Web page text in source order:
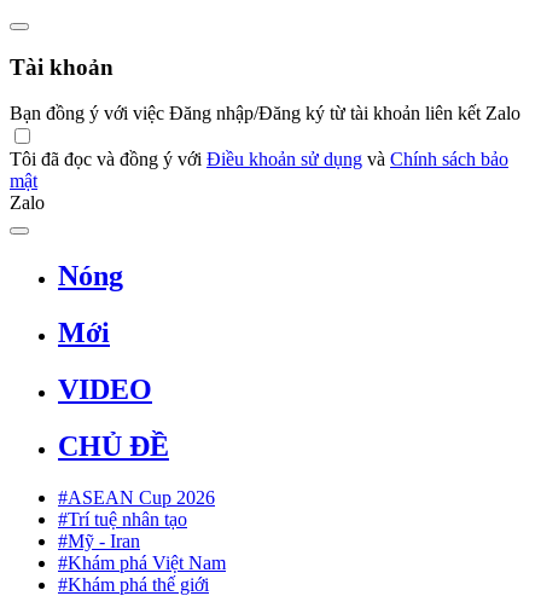
Tài khoản
Bạn đồng ý với việc Đăng nhập/Đăng ký từ tài khoản liên kết Zalo
Tôi đã đọc và đồng ý với Điều khoản sử dụng và Chính sách bảo
mật
Zalo
Nóng
Mới
VIDEO
CHỦ ĐỀ
#ASEAN Cup 2026
#Trí tuệ nhân tạo
#Mỹ - Iran
#Khám phá Việt Nam
#Khám phá thế giới